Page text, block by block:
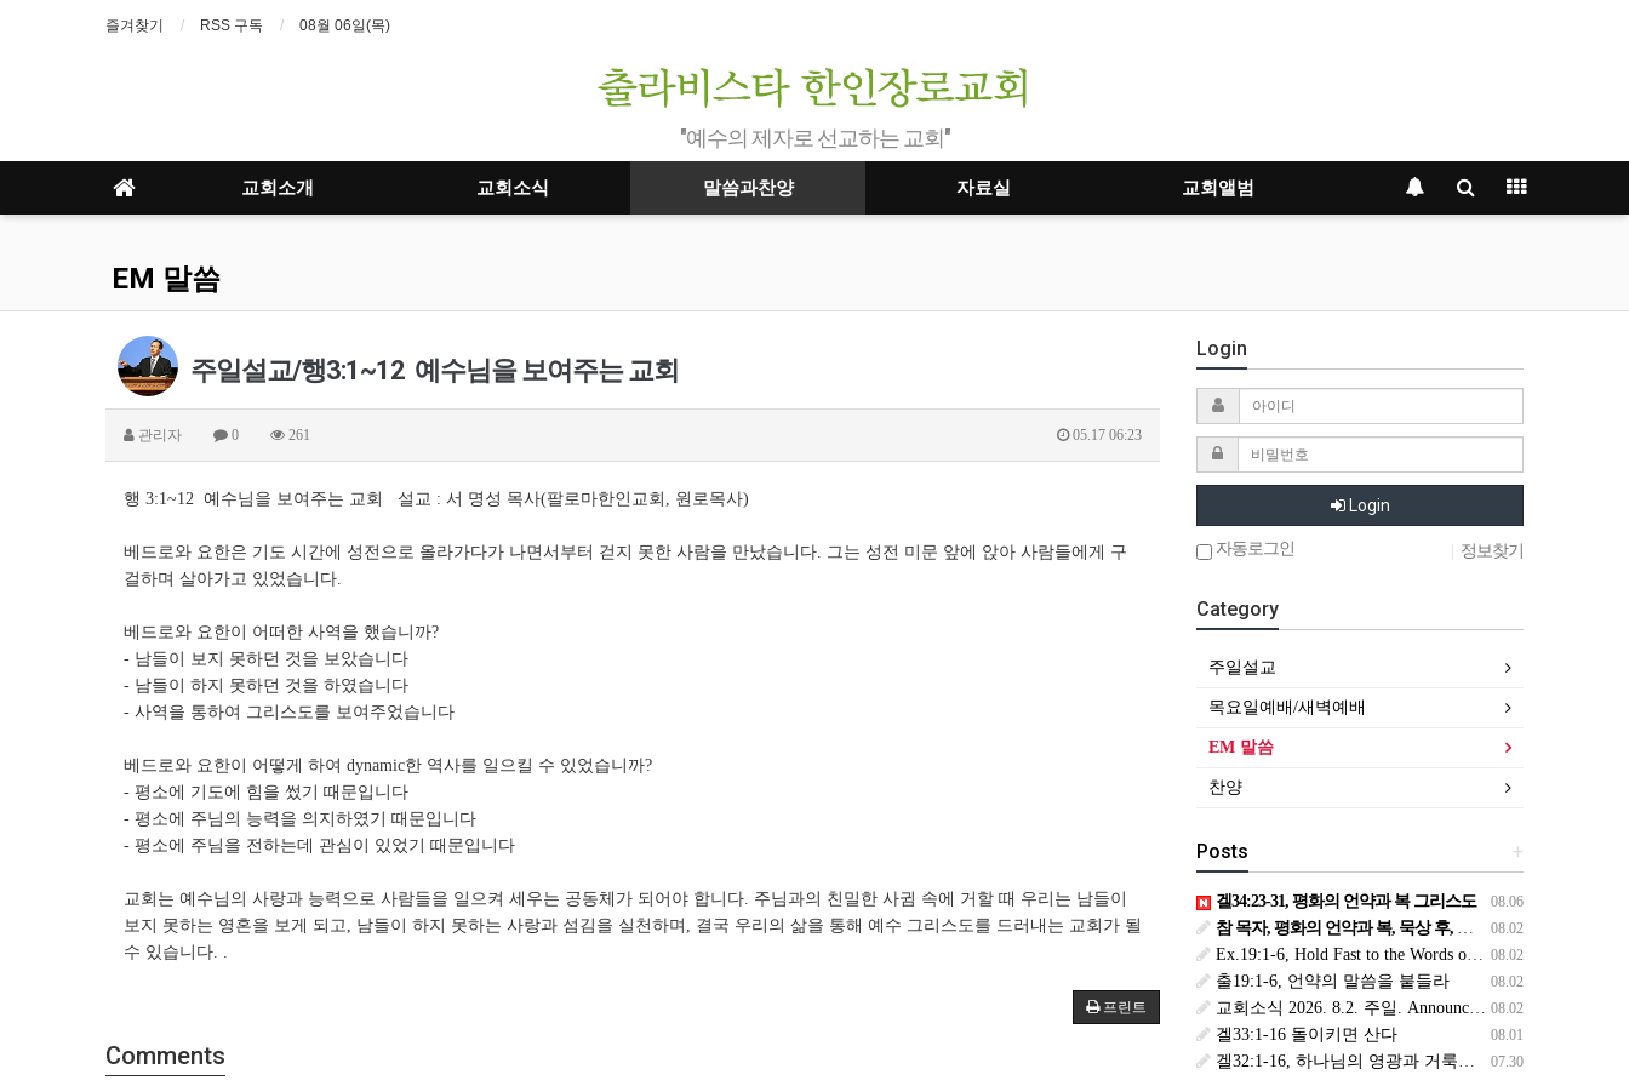
즐겨찾기 RSS 구독 08월 06일(목)
"예수의 제자로 선교하는 교회"
교회소개 교회소식 말씀과찬양 자료실 교회앨범
EM 말씀
주일설교/행3:1~12 예수님을 보여주는 교회
관리자 0 261 05.17 06:23
행 3:1~12 예수님을 보여주는 교회 설교 : 서 명성 목사(팔로마한인교회, 원로목사)
베드로와 요한은 기도 시간에 성전으로 올라가다가 나면서부터 걷지 못한 사람을 만났습니다. 그는 성전 미문 앞에 앉아 사람들에게 구
걸하며 살아가고 있었습니다.
베드로와 요한이 어떠한 사역을 했습니까?
- 남들이 보지 못하던 것을 보았습니다
- 남들이 하지 못하던 것을 하였습니다
- 사역을 통하여 그리스도를 보여주었습니다
베드로와 요한이 어떻게 하여 dynamic한 역사를 일으킬 수 있었습니까?
- 평소에 기도에 힘을 썼기 때문입니다
- 평소에 주님의 능력을 의지하였기 때문입니다
- 평소에 주님을 전하는데 관심이 있었기 때문입니다
교회는 예수님의 사랑과 능력으로 사람들을 일으켜 세우는 공동체가 되어야 합니다. 주님과의 친밀한 사귐 속에 거할 때 우리는 남들이
보지 못하는 영혼을 보게 되고, 남들이 하지 못하는 사랑과 섬김을 실천하며, 결국 우리의 삶을 통해 예수 그리스도를 드러내는 교회가 될
수 있습니다. .
프린트
Comments
Login
Login
자동로그인 정보찾기
Category
주일설교
목요일예배/새벽예배
EM 말씀
찬양
+
Posts
08.06
겔34:23-31, 평화의 언약과 복 그리스도
08.02
참 목자, 평화의 언약과 복, 묵상 후, 복된 8월 맞이하세요(생삶,3,월) *예수생명 내생명 우리생명!
08.02
Ex.19:1-6, Hold Fast to the Words of the Covenant
08.02
출19:1-6, 언약의 말씀을 붙들라
08.02
교회소식 2026. 8.2. 주일. Announcements
08.01
겔33:1-16 돌이키면 산다
07.30
겔32:1-16, 하나님의 영광과 거룩을 위해